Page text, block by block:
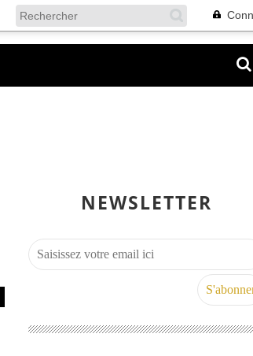
NEWSLETTER